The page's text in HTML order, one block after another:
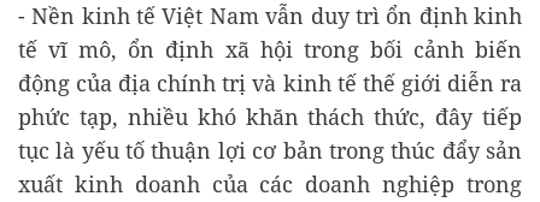
- Nền kinh tế Việt Nam vẫn duy trì ổn định kinh
tế vĩ mô, ổn định xã hội trong bối cảnh biến
động của địa chính trị và kinh tế thế giới diễn ra
phức tạp, nhiều khó khăn thách thức, đây tiếp
tục là yếu tố thuận lợi cơ bản trong thúc đẩy sản
xuất kinh doanh của các doanh nghiệp trong